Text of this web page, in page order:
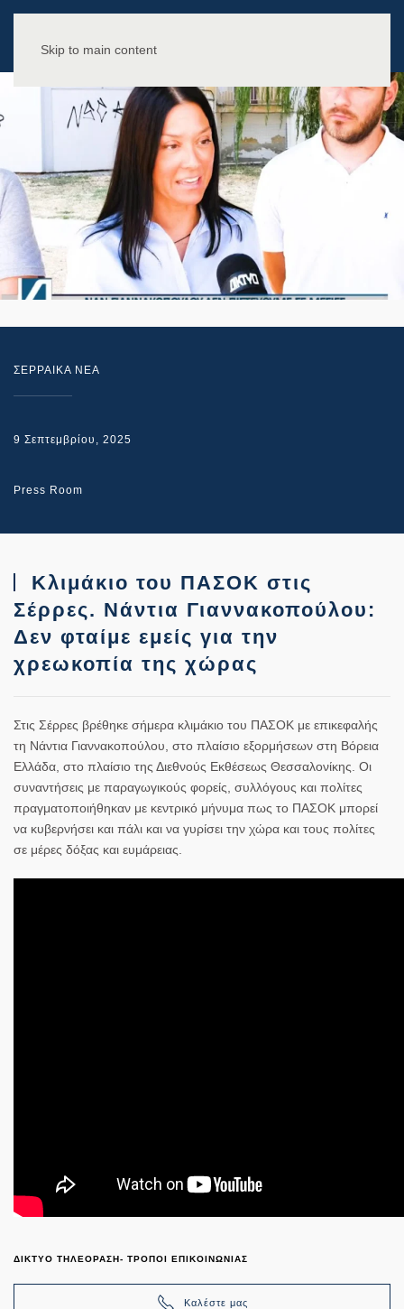
Skip to main content
ΣΕΡΡΑΙΚΑ ΝΕΑ
9 Σεπτεμβρίου, 2025
Press Room
Κλιμάκιο του ΠΑΣΟΚ στις
Σέρρες. Νάντια Γιαννακοπούλου:
Δεν φταίμε εμείς για την
χρεωκοπία της χώρας
Στις Σέρρες βρέθηκε σήμερα κλιμάκιο του ΠΑΣΟΚ με επικεφαλής
τη Νάντια Γιαννακοπούλου, στο πλαίσιο εξορμήσεων στη Βόρεια
Ελλάδα, στο πλαίσιο της Διεθνούς Εκθέσεως Θεσσαλονίκης. Οι
συναντήσεις με παραγωγικούς φορείς, συλλόγους και πολίτες
πραγματοποιήθηκαν με κεντρικό μήνυμα πως το ΠΑΣΟΚ μπορεί
να κυβερνήσει και πάλι και να γυρίσει την χώρα και τους πολίτες
σε μέρες δόξας και ευμάρειας.
ΔΙΚΤΥΟ ΤΗΛΕΟΡΑΣΗ- ΤΡΟΠΟΙ ΕΠΙΚΟΙΝΩΝΙΑΣ
Καλέστε μας